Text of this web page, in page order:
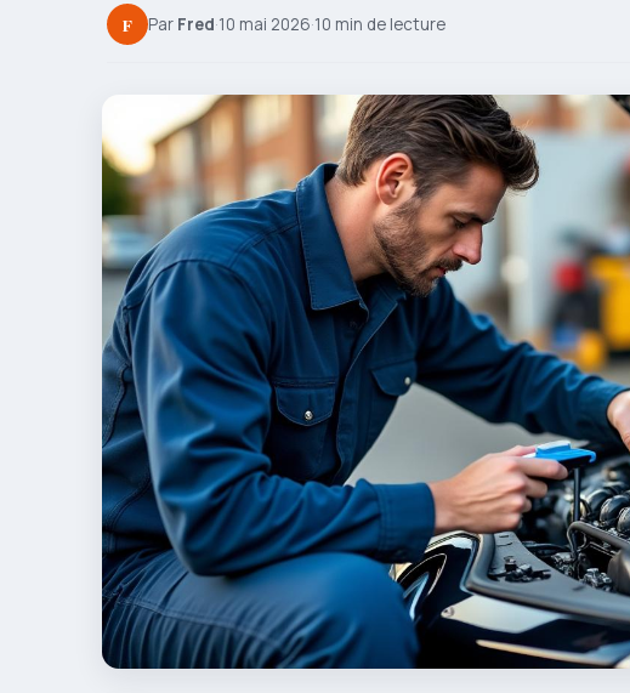
F Par Fred·10 mai 2026·10 min de lecture